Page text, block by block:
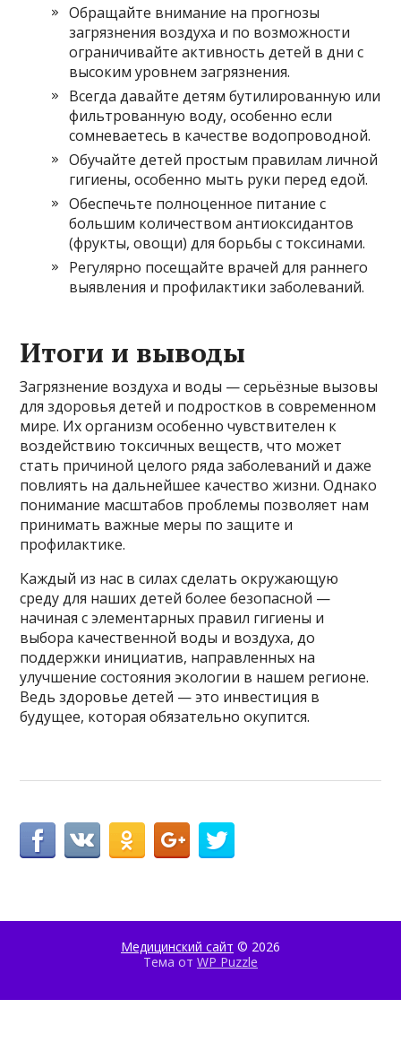
Обращайте внимание на прогнозы
загрязнения воздуха и по возможности
ограничивайте активность детей в дни с
высоким уровнем загрязнения.
Всегда давайте детям бутилированную или
фильтрованную воду, особенно если
сомневаетесь в качестве водопроводной.
Обучайте детей простым правилам личной
гигиены, особенно мыть руки перед едой.
Обеспечьте полноценное питание с
большим количеством антиоксидантов
(фрукты, овощи) для борьбы с токсинами.
Регулярно посещайте врачей для раннего
выявления и профилактики заболеваний.
Итоги и выводы
Загрязнение воздуха и воды — серьёзные вызовы
для здоровья детей и подростков в современном
мире. Их организм особенно чувствителен к
воздействию токсичных веществ, что может
стать причиной целого ряда заболеваний и даже
повлиять на дальнейшее качество жизни. Однако
понимание масштабов проблемы позволяет нам
принимать важные меры по защите и
профилактике.
Каждый из нас в силах сделать окружающую
среду для наших детей более безопасной —
начиная с элементарных правил гигиены и
выбора качественной воды и воздуха, до
поддержки инициатив, направленных на
улучшение состояния экологии в нашем регионе.
Ведь здоровье детей — это инвестиция в
будущее, которая обязательно окупится.
Медицинский сайт © 2026
Тема от WP Puzzle